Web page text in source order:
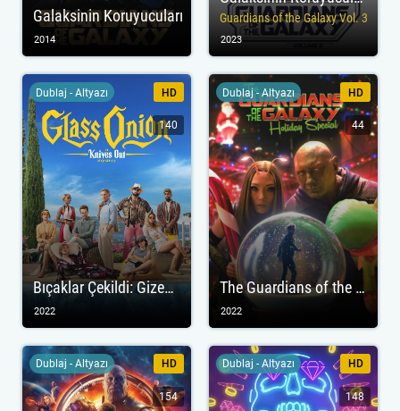
Galaksinin Koruyucuları
2014
Guardians of the Galaxy Vol. 3
2023
Bıçaklar Çekildi: Gizemli Bir Serüven
Dublaj - Altyazı HD
140
2022
The Guardians of the Galaxy Holiday Special
Dublaj - Altyazı HD
44
2022
Dublaj - Altyazı HD
154
Dublaj - Altyazı HD
148